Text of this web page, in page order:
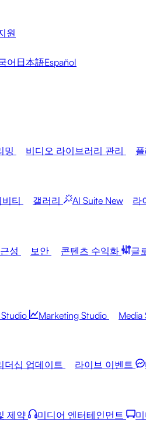
터
원
어 日本語Español
밍 비디오 라이브러리 관리
티 갤러리 AI Suite New 라
성 보안 콘텐츠 수익화 글
Marketing Studio Media
더십 업데이트 라이브 이벤트
제약 미디어 엔터테인먼트